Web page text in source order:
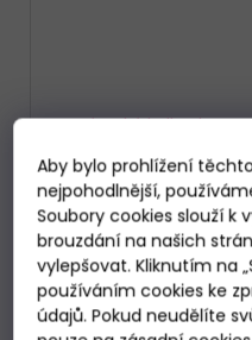
Aby bylo prohlížení těchto
nejpohodlnější,
Soubory cookies slouží k
brouzdání na našich
vylepšovat. Kliknutím na
používáním cookies ke
údajů. Pokud neudělíte
Dámské kalhotky
Skladem
299 Kč
DETAIL
M XL XXL